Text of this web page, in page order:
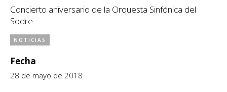
CCE en el interior/libros
Espacio itinerante de lectura infantil
Exposiciones
Formación
Género y Diversidad
Infantil y Juvenil
Concierto aniversario de la Orquesta Sinfónica del
Sodre
NOTICIAS
Fecha
28 de mayo de 2018